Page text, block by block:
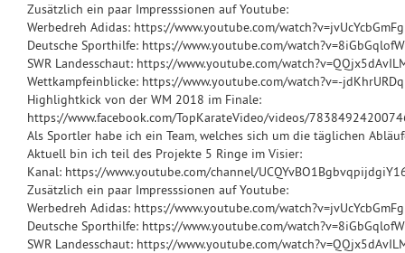
Zusätzlich ein paar Impresssionen auf Youtube:
Werbedreh Adidas: https://www.youtube.com/watch?v=jvUcYcbGmFg
Deutsche Sporthilfe: https://www.youtube.com/
SWR Landesschaut: https://www.youtube.com/
Wettkampfeinblicke: https://www.youtube.com/watch?v=-
Highlightkick von der WM 2018 im Finale:
https://www.facebook.com/TopKarateVideo/videos/
Als Sportler habe ich ein Team, welches sich um die täglichen
Aktuell bin ich teil des Projekte 5 Ringe im Visier:
Kanal: https://www.youtube.com/channel/
Zusätzlich ein paar Impresssionen auf Youtube:
Werbedreh Adidas: https://www.youtube.com/watch?v=jvUcYcbGmFg
Deutsche Sporthilfe: https://www.youtube.com/
SWR Landesschaut: https://www.youtube.com/